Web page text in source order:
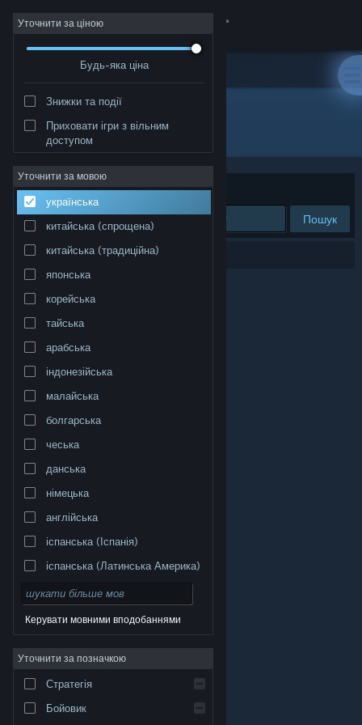
Увійти
Крамниця
Інформація
Підтримка
Змінити мову
Переглянути повну версію
© Valve Corporation. Усі права захищено. Усі
Юридична інформація
підписника Steam
cookie
Уточнити за ціною
Будь-яка ціна
Знижки та події
Приховати ігри з вільним
доступом
Уточнити за мовою
українська
китайська (спрощена)
китайська (традиційна)
японська
корейська
тайська
арабська
індонезійська
малайська
болгарська
чеська
данська
німецька
англійська
іспанська (Іспанія)
іспанська (Латинська Америка)
Керувати мовними вподобаннями
Уточнити за позначкою
Стратегія
Бойовик
Видавець: Stroe Andrei
Упорядкувати за доречністю
Пошук
Результатів вашого пошуку: 0.